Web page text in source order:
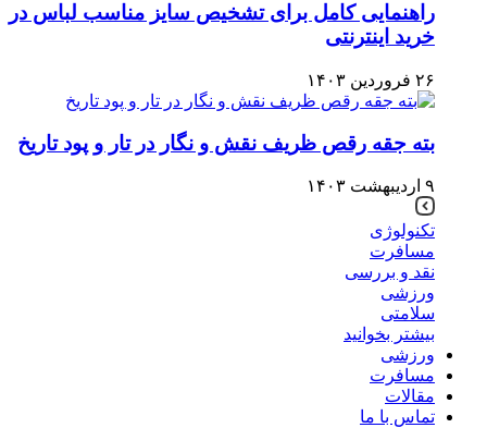
راهنمایی کامل برای تشخیص سایز مناسب لباس در
خرید اینترنتی
۲۶ فروردین ۱۴۰۳
بته جقه رقص ظریف نقش و نگار در تار و پود تاریخ
۹ اردیبهشت ۱۴۰۳
تکنولوژی
مسافرت
نقد و بررسی
ورزشی
سلامتی
بیشتر بخوانید
ورزشی
مسافرت
مقالات
تماس با ما